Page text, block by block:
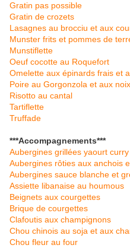
Gratin pas possible
Gratin de crozets
Lasagnes au brocciu et aux
Munster frits et pommes de
Munstiflette
Oeuf cocotte au Roquefort
Omelette aux épinards frais et
Poire au Gorgonzola et aux noix
Risotto au cantal
Tartiflette
Truffade
***Accompagnements***
Aubergines grillées yaourt
Aubergines rôties aux anchois
Aubergines sauce blanche et
Assiette libanaise au houmous
Beignets aux courgettes
Brique de courgettes
Clafoutis aux champignons
Chou chinois au soja et aux
Chou fleur au four